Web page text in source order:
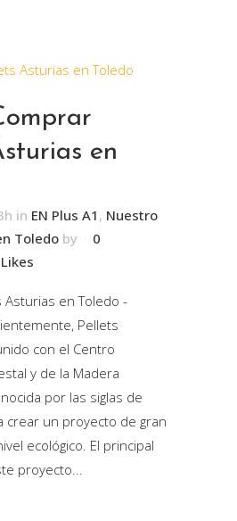
en
in EN Plus A1 , Nuestro
Toledo by
0
Likes
Asturias en Toledo -
Pellets
con el Centro
y de la Madera
por las siglas de
crear un proyecto de gran
ecológico. El principal
proyecto...